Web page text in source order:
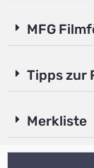
MFG
Tipps zur
Merkliste